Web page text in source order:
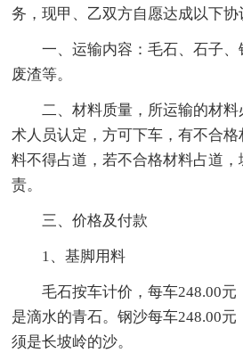
务，现甲、乙双方自愿达成以下协
一、运输内容：毛石、石子、
废渣等。
二、材料质量，所运输的材
术人员认定，方可下车，有不合
料不得占道，若不合格材料占道
责。
三、价格及付款
1、基脚用料
毛石按车计价，每车248.00
是滴水的青石。钢沙每车248.00
须是长坡岭的沙。